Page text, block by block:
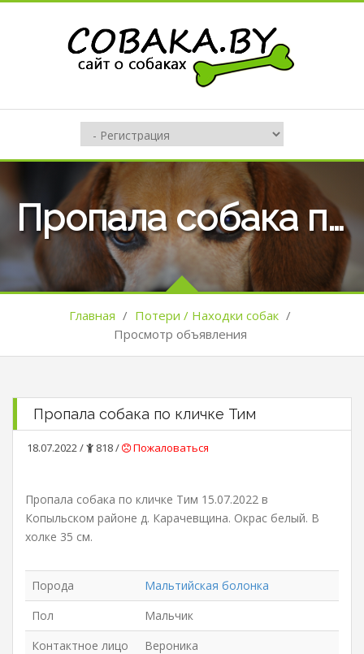
Пропала собака по кличке Тим
Главная / Потери / Находки собак /
Просмотр объявления
Пропала собака по кличке Тим
18.07.2022 / 818 / Пожаловаться
Пропала собака по кличке Тим 15.07.2022 в
Копыльском районе д. Карачевщина. Окрас белый. В
холке 35 см.
Порода
Мальтийская болонка
Пол
Мальчик
Контактное лицо
Вероника